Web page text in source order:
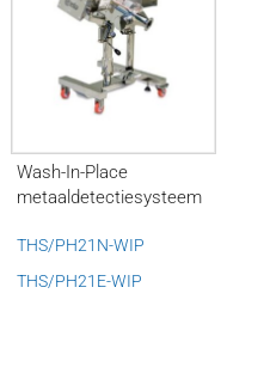
Wash-In-Place
metaaldetectiesysteem
THS/PH21N-WIP
THS/PH21E-WIP